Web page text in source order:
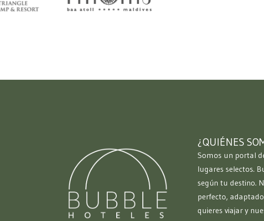
¿QUIÉNES
Somos un portal
lugares selectos.
según tu destino.
perfecto,
quieres viajar y